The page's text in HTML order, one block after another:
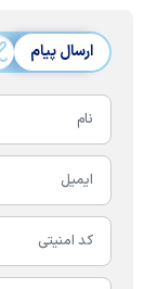
ارسال پیام